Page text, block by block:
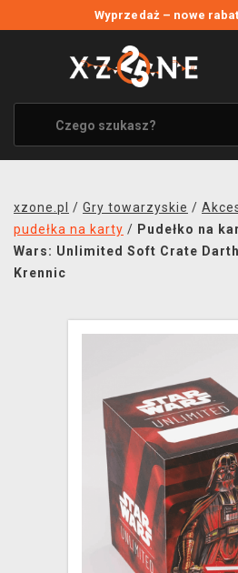
Wyprzedaż – nowe
WYPRZEDAŻ
WSZYSTKIE MARKI
XZONE ORIGINALS
UBRANIA I AKCESORIA
SOUNDTRACKI
GRY TOWARZYSKIE
XZONE KLUB
xzone.pl / Gry towarzyskie /
pudełka na karty / Pudełko na
Wars: Unlimited Soft Crate
Krennic